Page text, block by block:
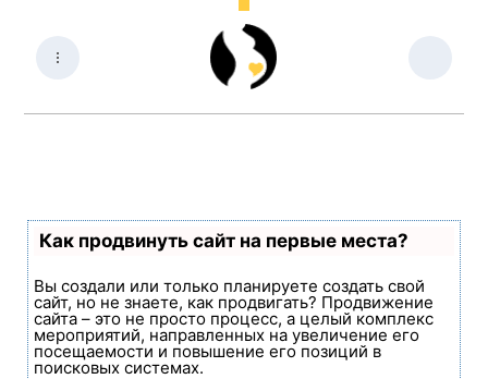
Как продвинуть сайт на первые места?
Вы создали или только планируете создать свой
сайт, но не знаете, как продвигать? Продвижение
сайта – это не просто процесс, а целый комплекс
мероприятий, направленных на увеличение его
посещаемости и повышение его позиций в
поисковых системах.